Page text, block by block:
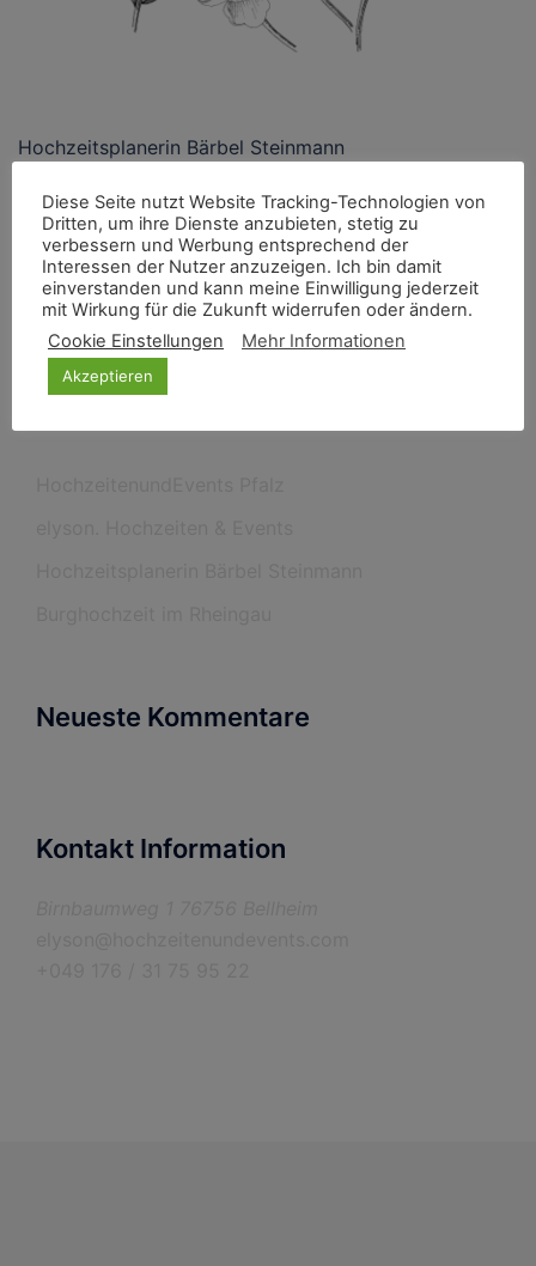
Hochzeitsplanerin Bärbel Steinmann
Für mich steht das Vertrauen an oberster Stelle.
Neueste Beiträge
Neueste Kommentare
Kontakt Information
Diese Seite nutzt Website Tracking-Technologien von
Dritten, um ihre Dienste anzubieten, stetig zu
verbessern und Werbung entsprechend der
Interessen der Nutzer anzuzeigen. Ich bin damit
einverstanden und kann meine Einwilligung jederzeit
mit Wirkung für die Zukunft widerrufen oder ändern.
Cookie Einstellungen
Mehr Informationen
Akzeptieren